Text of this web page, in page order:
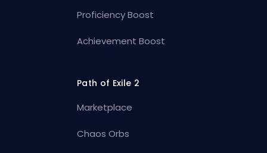
Proficiency Boost
Achievement Boost
Path of Exile 2
Marketplace
Chaos Orbs